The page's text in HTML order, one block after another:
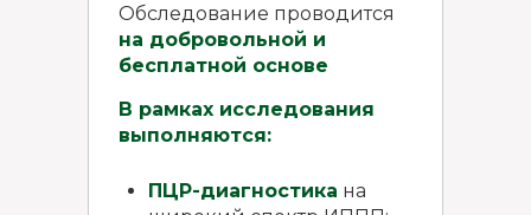
Обследование проводится
на добровольной и
бесплатной основе
В рамках исследования
выполняются:
ПЦР-диагностика на